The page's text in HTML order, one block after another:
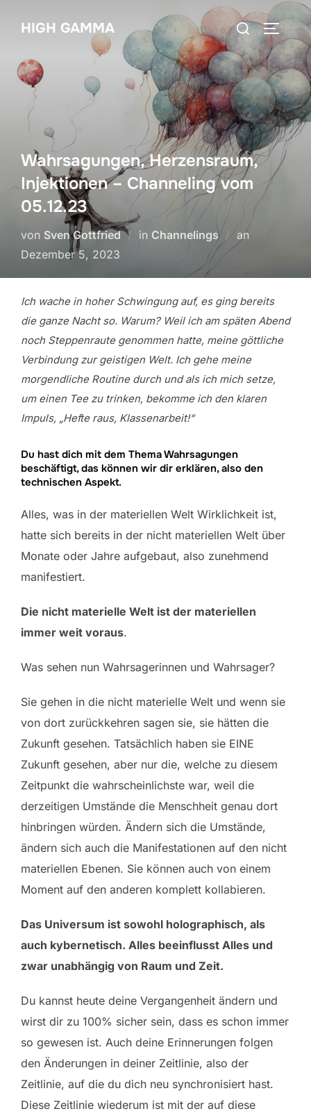
InhaltHIGH GAMMA
Suchen
nach:
Wahrsagungen, Herzensraum,
Injektionen – Channeling vom
05.12.23
von Sven Gottfried in Channelings an
Dezember 5, 2023
Ich wache in hoher Schwingung auf, es ging bereits
die ganze Nacht so. Warum? Weil ich am späten Abend
noch Steppenraute genommen hatte, meine göttliche
Verbindung zur geistigen Welt. Ich gehe meine
morgendliche Routine durch und als ich mich setze,
um einen Tee zu trinken, bekomme ich den klaren
Impuls, „Hefte raus, Klassenarbeit!“
Du hast dich mit dem Thema Wahrsagungen
beschäftigt, das können wir dir erklären, also den
technischen Aspekt.
Alles, was in der materiellen Welt Wirklichkeit ist,
hatte sich bereits in der nicht materiellen Welt über
Monate oder Jahre aufgebaut, also zunehmend
manifestiert.
Die nicht materielle Welt ist der materiellen
immer weit voraus.
Was sehen nun Wahrsagerinnen und Wahrsager?
Sie gehen in die nicht materielle Welt und wenn sie
von dort zurückkehren sagen sie, sie hätten die
Zukunft gesehen. Tatsächlich haben sie EINE
Zukunft gesehen, aber nur die, welche zu diesem
Zeitpunkt die wahrscheinlichste war, weil die
derzeitigen Umstände die Menschheit genau dort
hinbringen würden. Ändern sich die Umstände,
ändern sich auch die Manifestationen auf den nicht
materiellen Ebenen. Sie können auch von einem
Moment auf den anderen komplett kollabieren.
Das Universum ist sowohl holographisch, als
auch kybernetisch. Alles beeinflusst Alles und
zwar unabhängig von Raum und Zeit.
Du kannst heute deine Vergangenheit ändern und
wirst dir zu 100% sicher sein, dass es schon immer
so gewesen ist. Auch deine Erinnerungen folgen
den Änderungen in deiner Zeitlinie, also der
Zeitlinie, auf die du dich neu synchronisiert hast.
Diese Zeitlinie wiederum ist mit der auf diese